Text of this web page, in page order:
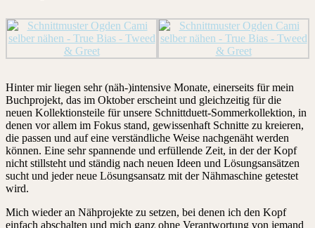
Hinter mir liegen sehr (näh-)intensive Monate, einerseits für mein
Buchprojekt, das im Oktober erscheint und gleichzeitig für die
neuen Kollektionsteile für unsere Schnittduett-Sommerkollektion, in
denen vor allem im Fokus stand, gewissenhaft Schnitte zu kreieren,
die passen und auf eine verständliche Weise nachgenäht werden
können. Eine sehr spannende und erfüllende Zeit, in der der Kopf
nicht stillsteht und ständig nach neuen Ideen und Lösungsansätzen
sucht und jeder neue Lösungsansatz mit der Nähmaschine getestet
wird.
Mich wieder an Nähprojekte zu setzen, bei denen ich den Kopf
einfach abschalten und mich ganz ohne Verantwortung von jemand